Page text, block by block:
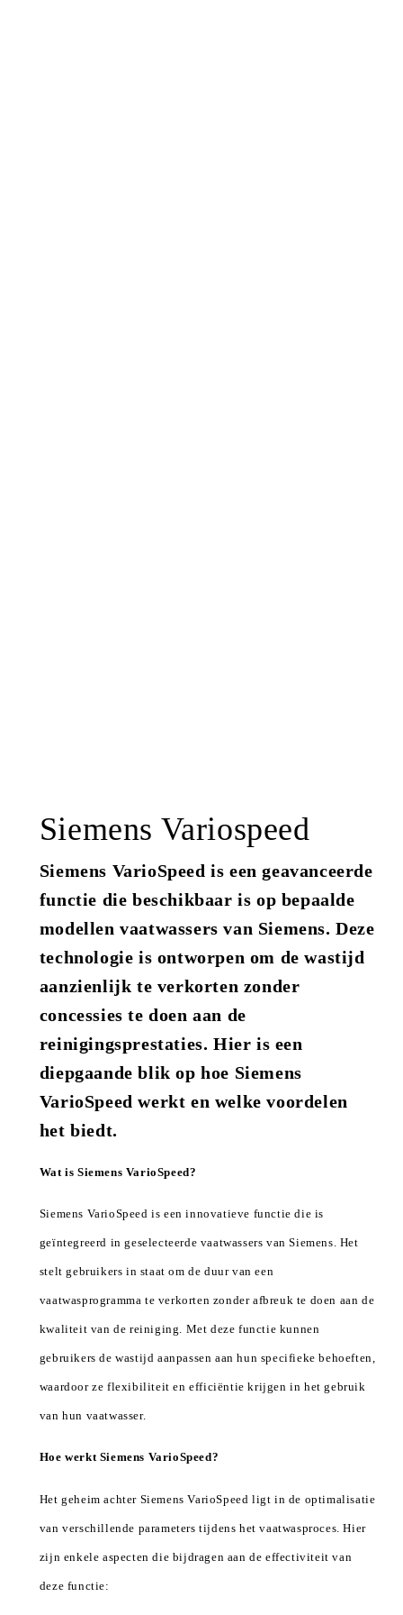
Siemens Variospeed
Siemens VarioSpeed is een geavanceerde
functie die beschikbaar is op bepaalde
modellen vaatwassers van Siemens. Deze
technologie is ontworpen om de wastijd
aanzienlijk te verkorten zonder
concessies te doen aan de
reinigingsprestaties. Hier is een
diepgaande blik op hoe Siemens
VarioSpeed werkt en welke voordelen
het biedt.
Wat is Siemens VarioSpeed?
Siemens VarioSpeed is een innovatieve functie die is
geïntegreerd in geselecteerde vaatwassers van Siemens. Het
stelt gebruikers in staat om de duur van een
vaatwasprogramma te verkorten zonder afbreuk te doen aan de
kwaliteit van de reiniging. Met deze functie kunnen
gebruikers de wastijd aanpassen aan hun specifieke behoeften,
waardoor ze flexibiliteit en efficiëntie krijgen in het gebruik
van hun vaatwasser.
Hoe werkt Siemens VarioSpeed?
Het geheim achter Siemens VarioSpeed ligt in de optimalisatie
van verschillende parameters tijdens het vaatwasproces. Hier
zijn enkele aspecten die bijdragen aan de effectiviteit van
deze functie: